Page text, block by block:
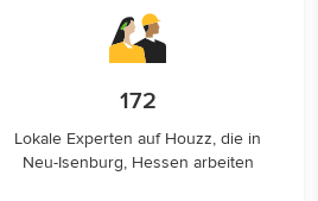
172
Lokale Experten auf Houzz, die in
Neu-Isenburg, Hessen arbeiten